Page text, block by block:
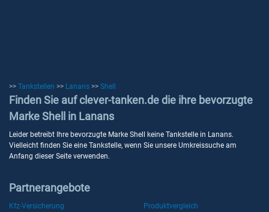
>> Tankstellen >> Lanans >> Shell
Finden Sie auf clever-tanken.de die ihre bevorzugte
Marke Shell in Lanans
Leider betreibt Ihre bevorzugte Marke Shell keine Tankstelle in Lanans.
Vielleicht finden Sie eine Tankstelle, wenn Sie unsere Umkreissuche am
Anfang dieser Seite verwenden.
Partnerangebote
Kfz-Versicherung
Produktvergleich